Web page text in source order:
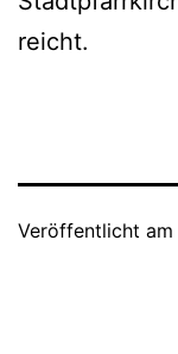
reicht.
Veröffentlicht am